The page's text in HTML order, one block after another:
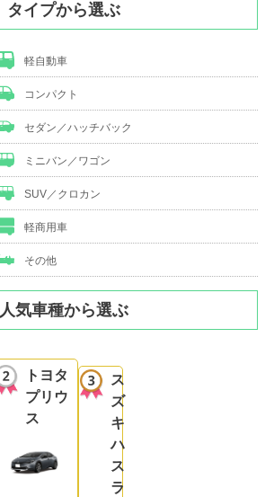
タイプから選ぶ
軽自動車
コンパクト
セダン／ハッチバック
ミニバン／ワゴン
SUV／クロカン
軽商用車
その他
人気車種から選ぶ
トヨタ
プリウ
ス
ス
ズ
キ
ハ
ス
ラ